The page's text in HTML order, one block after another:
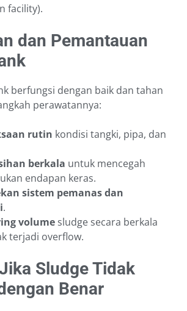
facility).
dan Pemantauan
berfungsi dengan baik dan tahan
perawatannya:
rutin kondisi tangki, pipa, dan
berkala untuk mencegah
endapan keras.
sistem pemanas dan
.
volume sludge secara berkala
terjadi overflow.
Sludge Tidak
Benar